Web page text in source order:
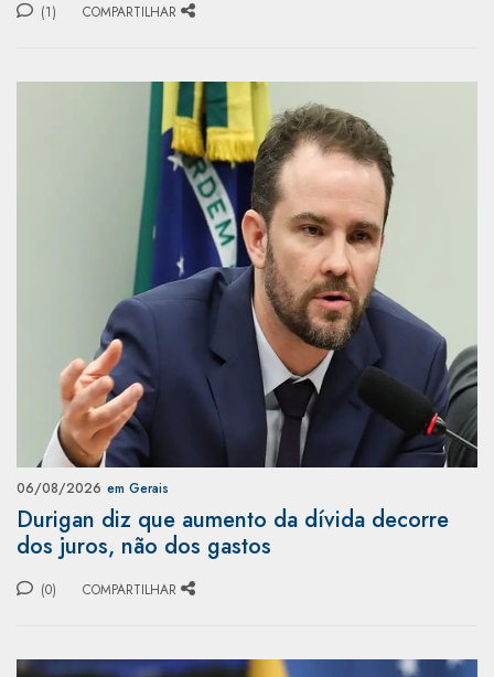
(1) COMPARTILHAR
06/08/2026 em Gerais
Durigan diz que aumento da dívida decorre
dos juros, não dos gastos
(0) COMPARTILHAR